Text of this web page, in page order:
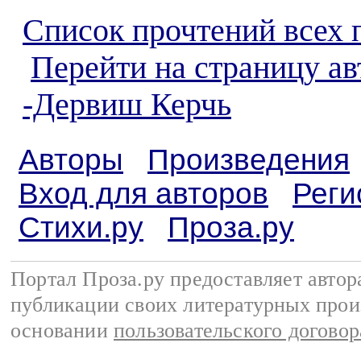
Список прочтений всех
Перейти на страницу
-Дервиш Керчь
Авторы
Произведения
Вход для авторов
Стихи.ру
Проза.ру
Портал Проза.ру предоставляет
публикации своих литературных
основании пользовательского